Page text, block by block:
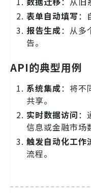
表单自动填写：
报告生成：从多
告。
API的典型用例
系统集成：将不
共享。
实时数据访问：
信息或金融市场
触发自动化工作
流程。